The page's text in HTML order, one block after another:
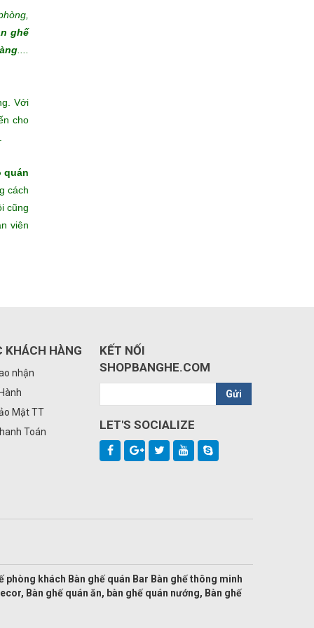
ghế
Với
cho
quán
cách
cũng
viên
KHÁCH HÀNG
nhận
Mật TT
Toán
KẾT NỐI
SHOPBANGHE.COM
Gửi
LET'S SOCIALIZE
phòng khách Bàn ghế quán Bar Bàn ghế thông minh
Bàn ghế quán ăn, bàn ghế quán nướng, Bàn ghế